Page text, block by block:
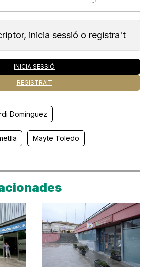
inicia sessió o registra't
INICIA SESSIÓ
REGISTRA'T
Domínguez
Mayte Toledo